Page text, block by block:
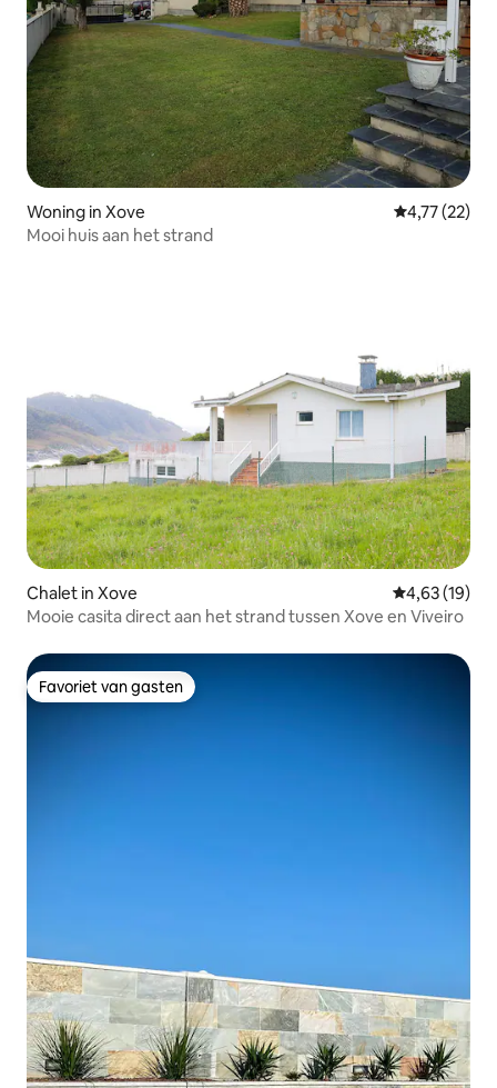
Woning in Xove Gemiddelde
4,77 (22)
Mooi huis aan het strand
Chalet in Xove Gemiddelde
4,63 (19)
Mooie casita direct aan het strand tussen Xove en Viveiro
Favoriet van gasten
Favoriet van gasten